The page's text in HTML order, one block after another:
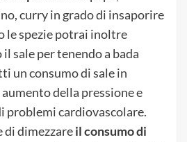
curry in grado di insaporire
le spezie potrai inoltre
sale per tenendo a bada
un consumo di sale in
della pressione e
problemi cardiovascolare.
di dimezzareil consumo di